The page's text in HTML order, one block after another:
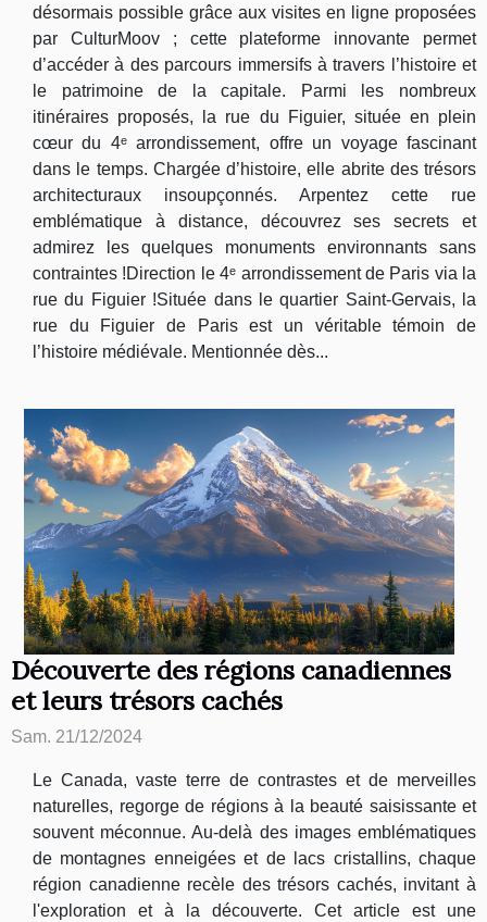
désormais possible grâce aux visites en ligne proposées
par CulturMoov ; cette plateforme innovante permet
d’accéder à des parcours immersifs à travers l’histoire et
le patrimoine de la capitale. Parmi les nombreux
itinéraires proposés, la rue du Figuier, située en plein
cœur du 4ᵉ arrondissement, offre un voyage fascinant
dans le temps. Chargée d’histoire, elle abrite des trésors
architecturaux insoupçonnés. Arpentez cette rue
emblématique à distance, découvrez ses secrets et
admirez les quelques monuments environnants sans
contraintes !Direction le 4ᵉ arrondissement de Paris via la
rue du Figuier !Située dans le quartier Saint-Gervais, la
rue du Figuier de Paris est un véritable témoin de
l’histoire médiévale. Mentionnée dès...
Découverte des régions canadiennes
et leurs trésors cachés
Sam. 21/12/2024
Le Canada, vaste terre de contrastes et de merveilles
naturelles, regorge de régions à la beauté saisissante et
souvent méconnue. Au-delà des images emblématiques
de montagnes enneigées et de lacs cristallins, chaque
région canadienne recèle des trésors cachés, invitant à
l'exploration et à la découverte. Cet article est une